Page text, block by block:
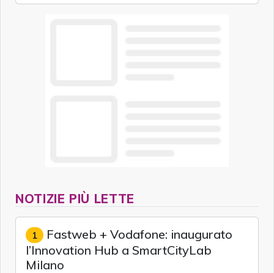
NOTIZIE PIÙ LETTE
1 Fastweb + Vodafone: inaugurato
l’Innovation Hub a SmartCityLab
Milano